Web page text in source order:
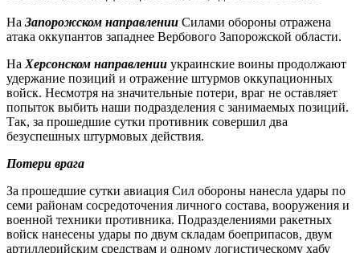
На Запорожском направлении Силами обороны отражена
атака оккупантов западнее Вербового Запорожской области.
На Херсонском направлении украинские воины продолжают
удержание позиций и отражение штурмов оккупационных
войск. Несмотря на значительные потери, враг не оставляет
попыток выбить наши подразделения с занимаемых позиций.
Так, за прошедшие сутки противник совершил два
безуспешных штурмовых действия.
Потери врага
За прошедшие сутки авиация Сил обороны нанесла удары по
семи районам сосредоточения личного состава, вооружения и
военной техники противника. Подразделениями ракетных
войск нанесены удары по двум складам боеприпасов, двум
артиллерийским средствам и одному логистическому хабу